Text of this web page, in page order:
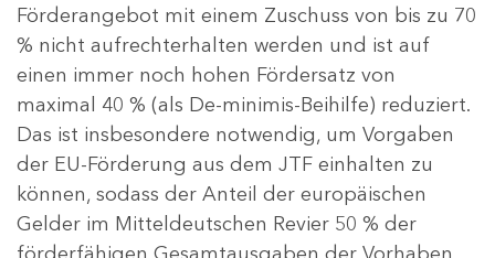
Förderangebot mit einem Zuschuss von bis zu 70
% nicht aufrechterhalten werden und ist auf
einen immer noch hohen Fördersatz von
maximal 40 % (als De-minimis-Beihilfe) reduziert.
Das ist insbesondere notwendig, um Vorgaben
der EU-Förderung aus dem JTF einhalten zu
können, sodass der Anteil der europäischen
Gelder im Mitteldeutschen Revier 50 % der